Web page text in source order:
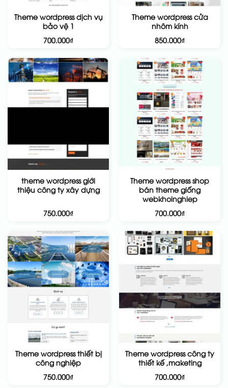
Theme wordpress dịch vụ
bảo vệ 1
700.000₫
Theme wordpress cửa
nhôm kính
850.000₫
theme wordpress giới
thiệu công ty xây dựng
750.000₫
Theme wordpress shop
bán theme giống
webkhoinghiep
700.000₫
Theme wordpress thiết bị
công nghiệp
750.000₫
Theme wordpress công ty
thiết kế ,maketing
700.000₫